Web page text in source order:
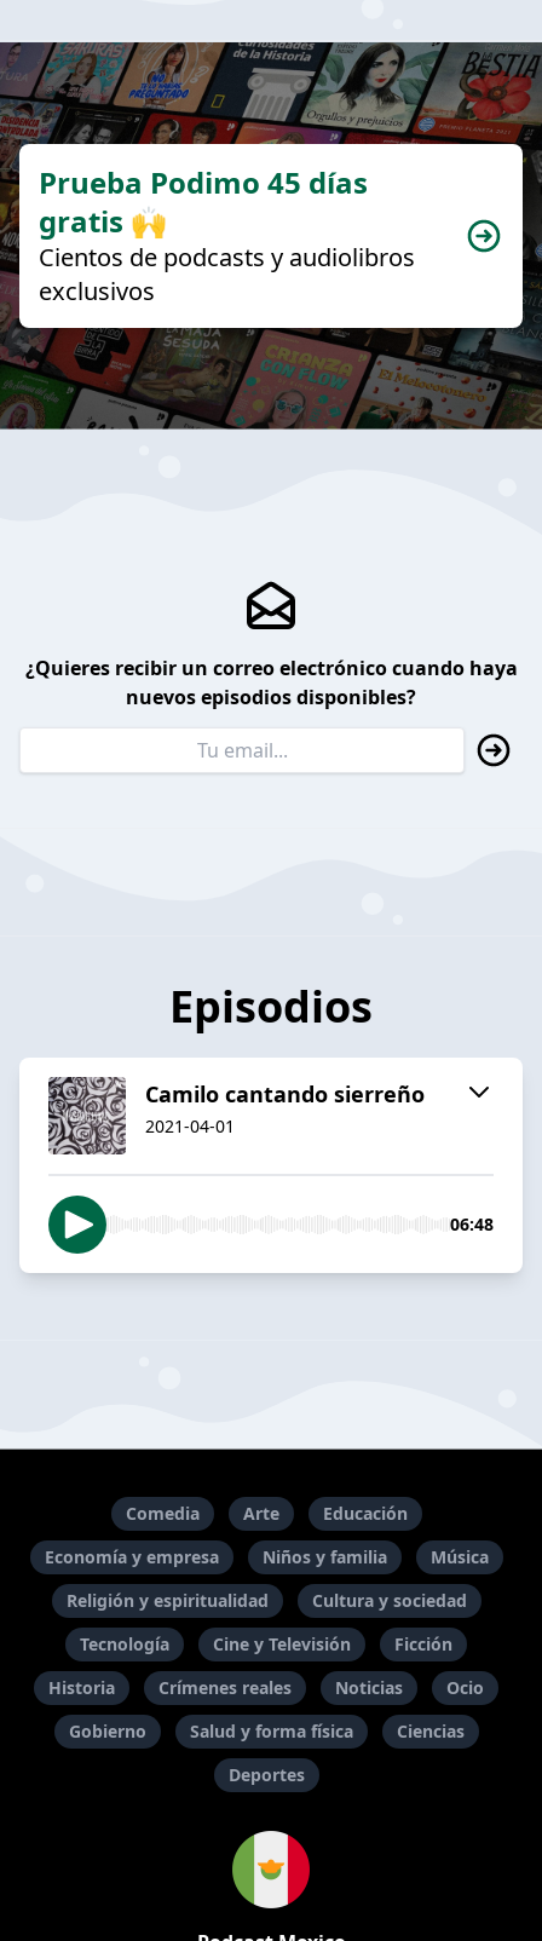
Prueba Podimo 45 días
gratis 🙌
Cientos de podcasts y audiolibros
exclusivos
¿Quieres recibir un correo electrónico cuando haya
nuevos episodios disponibles?
Episodios
Camilo cantando sierreño
2021-04-01
06:48
Comedia Arte
Educación
Economía y empresa
Niños y familia
Música
Religión y espiritualidad
Cultura y sociedad
Tecnología
Cine y Televisión
Ficción
Historia
Crímenes reales Noticias
Ocio
Gobierno
Salud y forma física
Ciencias
Deportes